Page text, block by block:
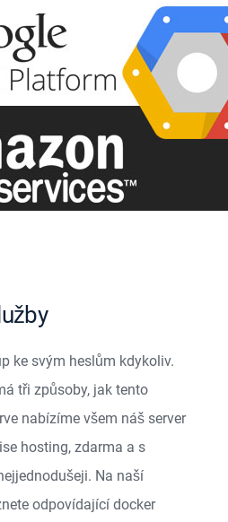
ke svým heslům kdykoliv.
tři způsoby, jak tento
nabízíme všem náš server
hosting, zdarma a s
Na naší
odpovídající docker